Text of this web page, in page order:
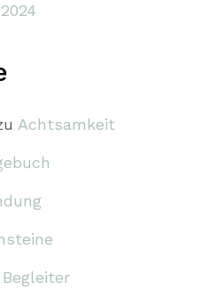
Achtsamkeit